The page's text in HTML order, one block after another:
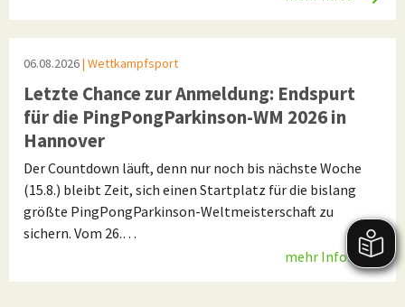
06.08.2026| Wettkampfsport
Letzte Chance zur Anmeldung: Endspurt
für die PingPongParkinson-WM 2026 in
Hannover
Der Countdown läuft, denn nur noch bis nächste Woche
(15.8.) bleibt Zeit, sich einen Startplatz für die bislang
größte PingPongParkinson-Weltmeisterschaft zu
sichern. Vom 26.…
mehr Infos